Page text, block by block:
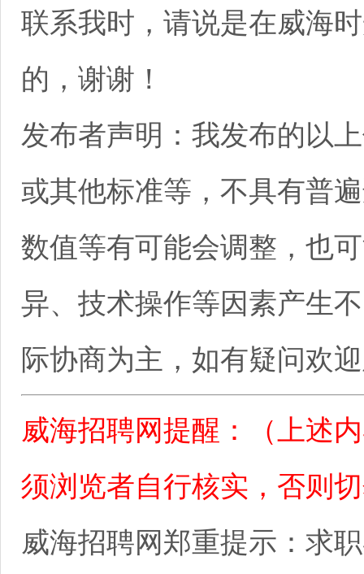
联系我时，请说是在威海
的，谢谢！
发布者声明：我发布的以
或其他标准等，不具有普
数值等有可能会调整，也
异、技术操作等因素产生
际协商为主，如有疑问欢
威海招聘网提醒：（上述
须浏览者自行核实，否则
威海招聘网郑重提示：求